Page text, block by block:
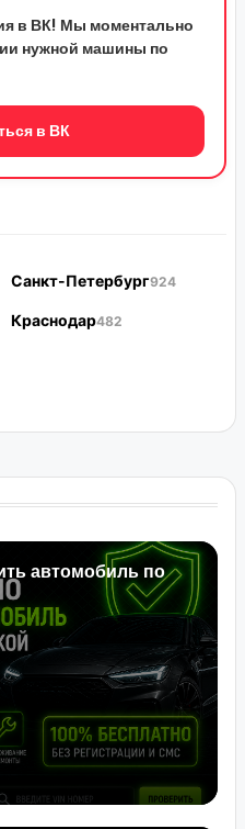
в ВК! Мы моментально
нужной машины по
в ВК
Санкт-Петербург924
Краснодар482
автомобиль по